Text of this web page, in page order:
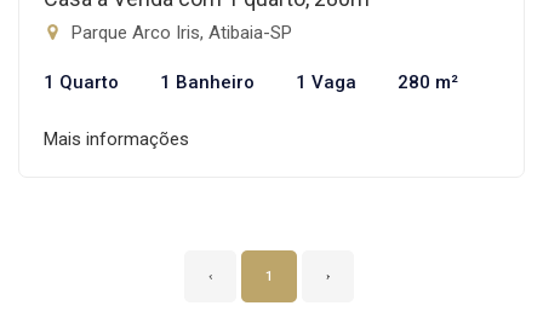
Parque Arco Iris, Atibaia-SP
1 Quarto 1 Banheiro 1 Vaga 280 m²
Mais informações
‹ 1 ›